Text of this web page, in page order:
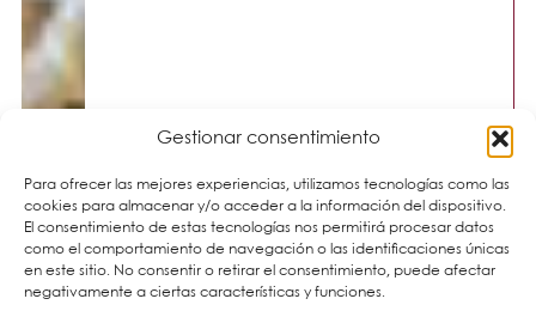
Gestionar consentimiento
Para ofrecer las mejores experiencias, utilizamos tecnologías como las
cookies para almacenar y/o acceder a la información del dispositivo.
El consentimiento de estas tecnologías nos permitirá procesar datos
como el comportamiento de navegación o las identificaciones únicas
en este sitio. No consentir o retirar el consentimiento, puede afectar
negativamente a ciertas características y funciones.